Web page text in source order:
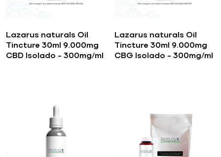
Lazarus naturals Oil
Tincture 30ml 9.000mg
CBD Isolado – 300mg/ml
Lazarus naturals Oil
Tincture 30ml 9.000mg
CBG Isolado – 300mg/ml